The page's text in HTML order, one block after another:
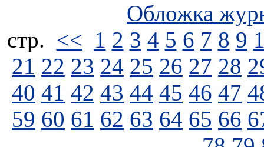
Обложка
стp. << 1 2 3 4 5 6 7 8 9
21 22 23 24 25 26 27 28
40 41 42 43 44 45 46 47
59 60 61 62 63 64 65 66